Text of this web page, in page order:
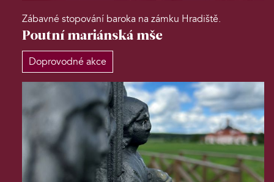
Zábavné stopování baroka na zámku Hradiště.
Poutní mariánská mše
Doprovodné akce